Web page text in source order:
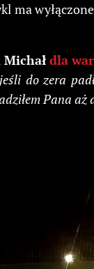
ma
dla
do zera
Pana aż